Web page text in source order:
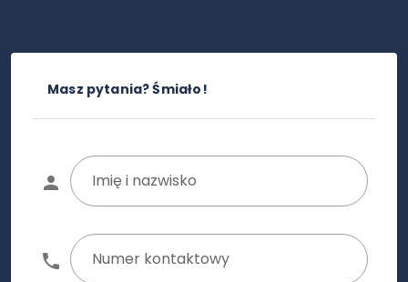
Masz pytania? Śmiało!
Imię i nazwisko
Numer kontaktowy